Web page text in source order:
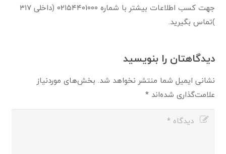
جهت کسب اطلاعات بیشتر با شماره ۰۲۱۵۴۴۰۱۰۰۰ (داخلی ۳۱۷
)تماس بگیرید.
دیدگاهتان را بنویسید
نشانی ایمیل شما منتشر نخواهد شد. بخش‌های موردنیاز
علامت‌گذاری شده‌اند*